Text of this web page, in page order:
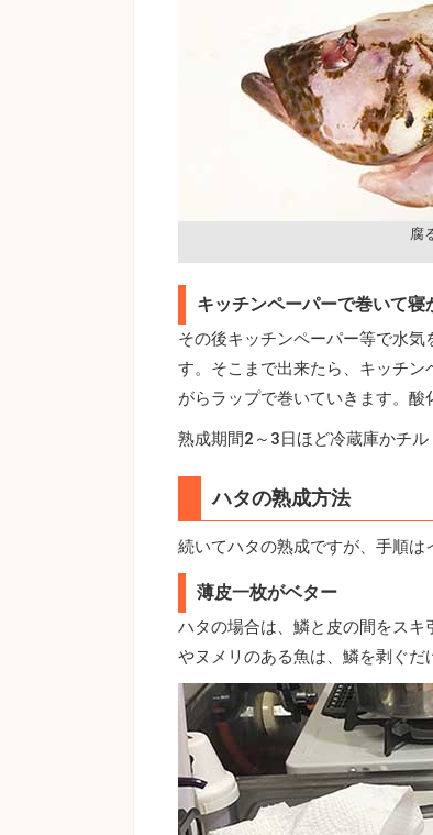
腐
キッチンペーパーで巻いて寝
その後キッチンペーパー等で水
す。そこまで出来たら、キッチ
がらラップで巻いていきます。酸
熟成期間2～3日ほど冷蔵庫かチ
ハタの熟成方法
続いてハタの熟成ですが、手順は
薄皮一枚がベター
ハタの場合は、鱗と皮の間をス
やヌメリのある魚は、鱗を剥ぐだ